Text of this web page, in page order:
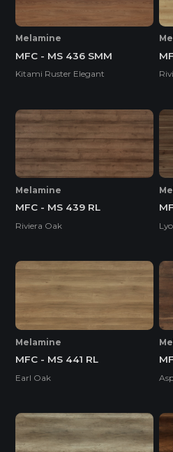
Melamine
MFC - MS 436 SMM
Kitami Ruster Elegant
Melamine
MFC - MS 439 RL
Riviera Oak
Melamine
MFC - MS 441 RL
Earl Oak